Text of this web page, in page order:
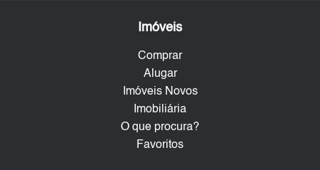
Imóveis
Comprar
Alugar
Imóveis Novos
Imobiliária
O que procura?
Favoritos